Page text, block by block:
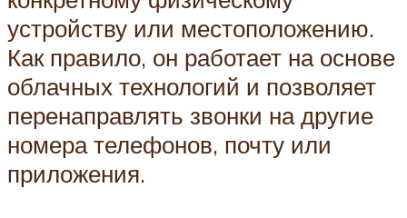
устройству или местоположению.
Как правило, он работает на основе
облачных технологий и позволяет
перенаправлять звонки на другие
номера телефонов, почту или
приложения.